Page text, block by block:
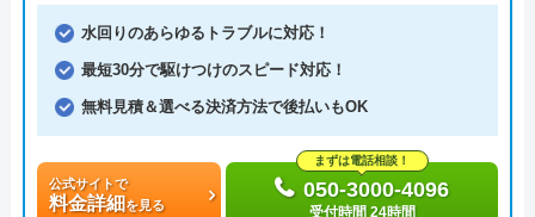
水回りのあらゆるトラブルに対応！
最短30分で駆けつけのスピード対応！
無料見積＆選べる決済方法で後払いもOK
公式サイトで
料金詳細を見る
まずは電話相談！
050-3000-4096
受付時間 24時間